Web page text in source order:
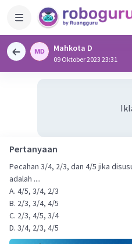
Mahkota D
09 Oktober 2023 23:31
Pertanyaan
Pecahan 3/4, 2/3, dan 4/5 jika
adalah ....
A. 4/5, 3/4, 2/3
B. 2/3, 3/4, 4/5
C. 2/3, 4/5, 3/4
D. 3/4, 2/3, 4/5